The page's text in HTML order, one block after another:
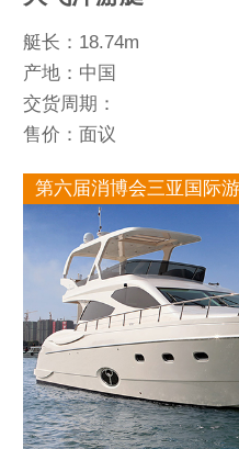
艇长：18.74m
产地：中国
交货周期：
售价：面议
第六届消博会三亚国际